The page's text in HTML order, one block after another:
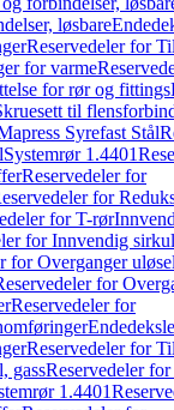
løsbare
Reservedeler for
for varme
for rør og fittings
til
Syrefast Stål
Systemrør 1.4401
Reservedeler for
for
for T-rør
for Innvendig
for Overganger
for
Reservedeler for
Reservedeler for
gassReservedeler
1.4401